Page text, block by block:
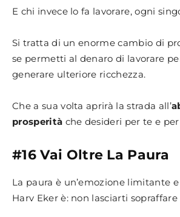
E chi invece lo fa lavorare, ogni
Si tratta di un enorme cambio di
se permetti al denaro di lavorare
generare ulteriore ricchezza.
Che a sua volta aprirà la strada all’
prosperità che desideri per te e
#16 Vai Oltre La Paura
La paura è un’emozione limitante
Harv Eker è: non lasciarti sopraffare